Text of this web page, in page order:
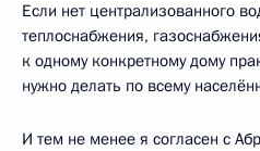
Если нет централизованного
теплоснабжения,
к одному конкретному дому
нужно делать по всему
И тем не менее я согласен с